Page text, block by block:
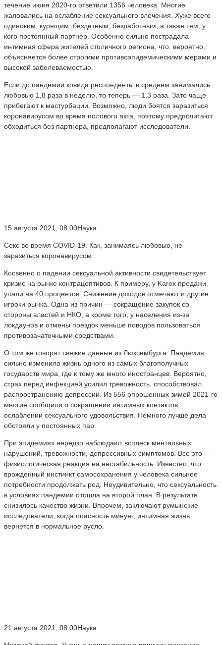
течение июня 2020-го ответили 1356 человека. Многие
жаловались на ослабление сексуального влечения. Хуже всего
одиноким, курящим, бездетным, безработным, а также тем, у
кого постоянный партнер. Особенно сильно пострадала
интимная сфера жителей столичного региона, что, вероятно,
объясняется более строгими противоэпидемическими мерами и
высокой заболеваемостью.
Если до пандемии ковида респонденты в среднем занимались
любовью 1,8 раза в неделю, то теперь — 1,3 раза. Зато чаще
прибегают к мастурбации. Возможно, люди боятся заразиться
коронавирусом во время полового акта, поэтому предпочитают
обходиться без партнера, предполагают исследователи.
15 августа 2021, 08:00Наука
Секс во время COVID-19. Как, занимаясь любовью, не
заразиться коронавирусом
Косвенно о падении сексуальной активности свидетельствует
кризис на рынке контрацептивов. К примеру, у Karex продажи
упали на 40 процентов. Снижение доходов отмечают и другие
игроки рынка. Одна из причин — сокращение закупок со
стороны властей и НКО, а кроме того, у населения из-за
локдаунов и отмены поездок меньше поводов пользоваться
противозачаточными средствами.
О том же говорят свежие данные из Люксембурга. Пандемия
сильно изменила жизнь одного из самых благополучных
государств мира, где к тому же много иностранцев. Вероятно,
страх перед инфекцией усилил тревожность, способствовал
распространению депрессии. Из 556 опрошенных зимой 2021-го
многие сообщили о сокращении интимных контактов,
ослаблении сексуального удовольствия. Немного лучше дела
обстояли у постоянных пар.
При эпидемиях нередко наблюдают всплеск ментальных
нарушений, тревожности, депрессивных симптомов. Все это —
физиологическая реакция на нестабильность. Известно, что
врожденный инстинкт самосохранения у человека сильнее
потребности продолжать род. Неудивительно, что сексуальность
в условиях пандемии отошла на второй план. В результате
снизилось качество жизни. Впрочем, заключают румынские
исследователи, когда опасность минует, интимная жизнь
вернется в нормальное русло.
21 августа 2021, 08:00Наука